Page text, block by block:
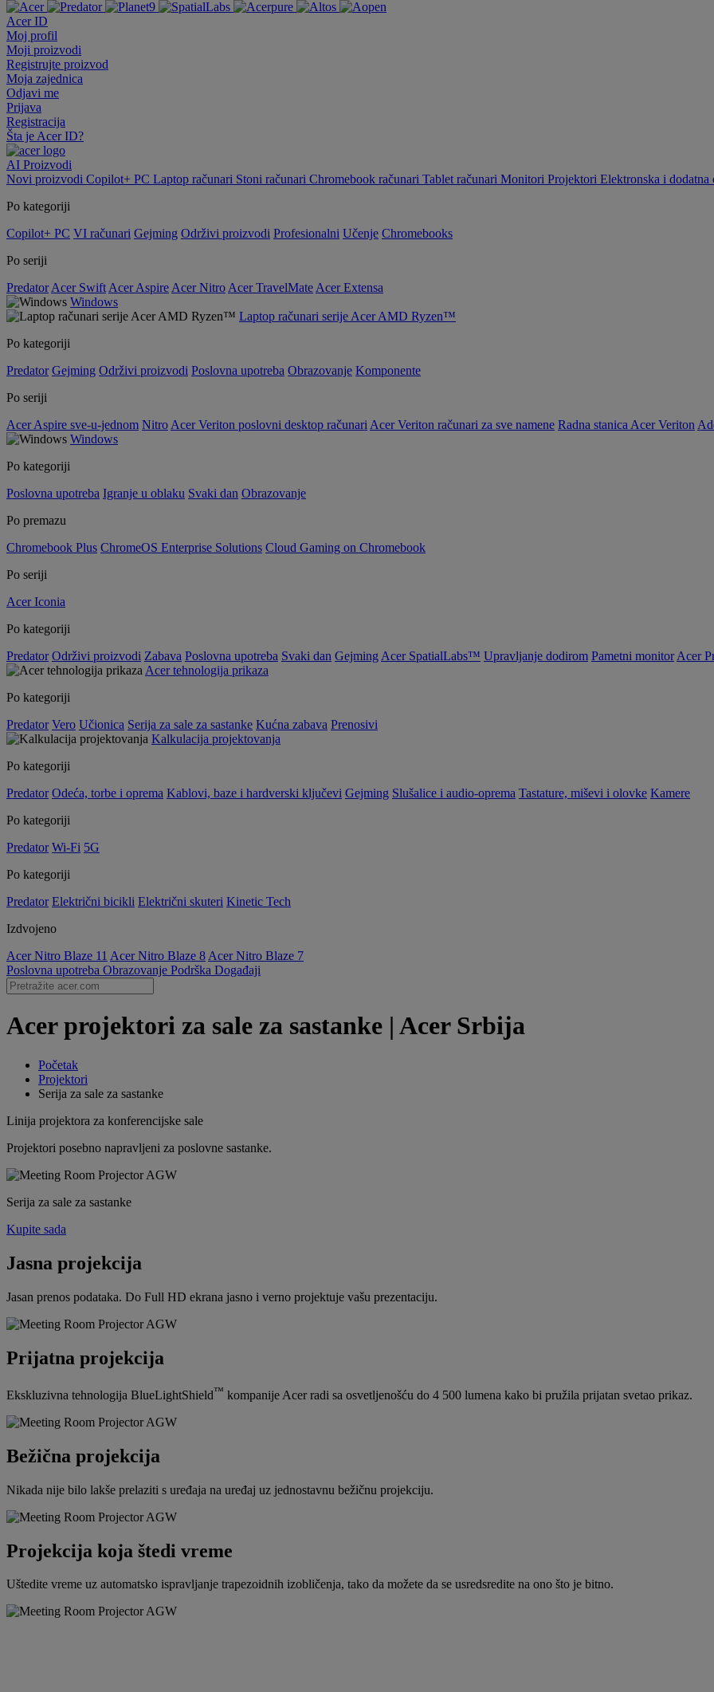
Acer ID
Moj profil
Moji proizvodi
Registrujte proizvod
Moja zajednica
Odjavi me
Prijava
Registracija
Šta je Acer ID?
AI Proizvodi
Novi proizvodi Copilot+ PC Laptop računari Stoni računari Chromebook računari Tablet računari Monitori Projektori Elektronska i dodatna
Po kategoriji
Copilot+ PC VI računari Gejming Održivi proizvodi Profesionalni Učenje Chromebooks
Po seriji
Predator Acer Swift Acer Aspire Acer Nitro Acer TravelMate Acer Extensa
Windows
Laptop računari serije Acer AMD Ryzen™
Po kategoriji
Predator Gejming Održivi proizvodi Poslovna upotreba Obrazovanje Komponente
Po seriji
Acer Aspire sve-u-jednom Nitro Acer Veriton poslovni desktop računari Acer Veriton računari za sve namene Radna stanica Acer Veriton
Windows
Po kategoriji
Poslovna upotreba Igranje u oblaku Svaki dan Obrazovanje
Po premazu
Chromebook Plus ChromeOS Enterprise Solutions Cloud Gaming on Chromebook
Po seriji
Acer Iconia
Po kategoriji
Predator Održivi proizvodi Zabava Poslovna upotreba Svaki dan Gejming Acer SpatialLabs™ Upravljanje dodirom Pametni monitor Acer
Acer tehnologija prikaza
Po kategoriji
Predator Vero Učionica Serija za sale za sastanke Kućna zabava Prenosivi
Kalkulacija projektovanja
Po kategoriji
Predator Odeća, torbe i oprema Kablovi, baze i hardverski ključevi Gejming Slušalice i audio-oprema Tastature, miševi i olovke Kamere
Po kategoriji
Predator Wi-Fi 5G
Po kategoriji
Predator Električni bicikli Električni skuteri Kinetic Tech
Izdvojeno
Acer Nitro Blaze 11 Acer Nitro Blaze 8 Acer Nitro Blaze 7
Poslovna upotreba Obrazovanje Podrška Događaji
Acer projektori za sale za sastanke | Acer Srbija
Početak
Projektori
Serija za sale za sastanke
Linija projektora za konferencijske sale
Projektori posebno napravljeni za poslovne sastanke.
Serija za sale za sastanke
Kupite sada
Jasna projekcija
Jasan prenos podataka. Do Full HD ekrana jasno i verno projektuje vašu prezentaciju.
Prijatna projekcija
Ekskluzivna tehnologija BlueLightShield™ kompanije Acer radi sa osvetljenošću do 4 500 lumena kako bi pružila prijatan svetao prikaz.
Bežična projekcija
Nikada nije bilo lakše prelaziti s uređaja na uređaj uz jednostavnu bežičnu projekciju.
Projekcija koja štedi vreme
Uštedite vreme uz automatsko ispravljanje trapezoidnih izobličenja, tako da možete da se usredsredite na ono što je bitno.